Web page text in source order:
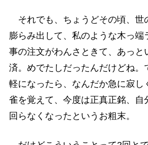
それでも、ちょうどその頃、世
膨らみ出して、私のような木っ端
事の注文がわんさときて、あっと
済。めでたしだったんだけどね。
軽になったら、なんだか急に寂し
雀を覚えて、今度は正真正銘、自
回らなくなったというお粗末。